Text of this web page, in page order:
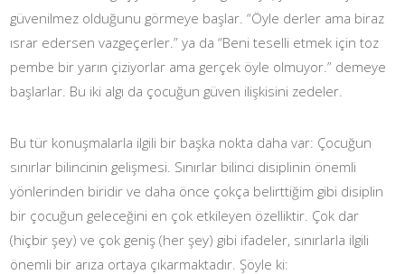
güvenilmez olduğunu görmeye başlar. “Öyle derler ama biraz
ısrar edersen vazgeçerler.” ya da “Beni teselli etmek için toz
pembe bir yarın çiziyorlar ama gerçek öyle olmuyor.” demeye
başlarlar. Bu iki algı da çocuğun güven ilişkisini zedeler.
Bu tür konuşmalarla ilgili bir başka nokta daha var: Çocuğun
sınırlar bilincinin gelişmesi. Sınırlar bilinci disiplinin önemli
yönlerinden biridir ve daha önce çokça belirttiğim gibi disiplin
bir çocuğun geleceğini en çok etkileyen özelliktir. Çok dar
(hiçbir şey) ve çok geniş (her şey) gibi ifadeler, sınırlarla ilgili
önemli bir arıza ortaya çıkarmaktadır. Şöyle ki: